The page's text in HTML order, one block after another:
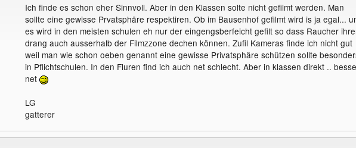
Ich finde es schon eher Sinnvoll. Aber in den Klassen solte nicht gefilmt werden. Man
sollte eine gewisse Prvatsphäre respektiren. Ob im Bausenhof gefilmt wird is ja egal...
es wird in den meisten schulen eh nur der eingengsberfeicht gefilt so dass Raucher
drang auch ausserhalb der Filmzzone dechen können. Zufil Kameras finde ich nicht gut
weil man wie schon oeben genannt eine gewisse Privatsphäre schützen sollte
in Pflichtschulen. In den Fluren find ich auch net schlecht. Aber in klassen direkt ..
net
LG
gatterer